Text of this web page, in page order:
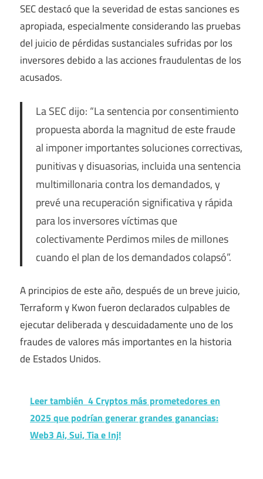
SEC destacó que la severidad de estas sanciones es
apropiada, especialmente considerando las pruebas
del juicio de pérdidas sustanciales sufridas por los
inversores debido a las acciones fraudulentas de los
acusados.
La SEC dijo: “La sentencia por consentimiento
propuesta aborda la magnitud de este fraude
al imponer importantes soluciones correctivas,
punitivas y disuasorias, incluida una sentencia
multimillonaria contra los demandados, y
prevé una recuperación significativa y rápida
para los inversores víctimas que
colectivamente Perdimos miles de millones
cuando el plan de los demandados colapsó”.
A principios de este año, después de un breve juicio,
Terraform y Kwon fueron declarados culpables de
ejecutar deliberada y descuidadamente uno de los
fraudes de valores más importantes en la historia
de Estados Unidos.
Leer también 4 Cryptos más prometedores en
2025 que podrían generar grandes ganancias:
Web3 Ai, Sui, Tia e Inj!